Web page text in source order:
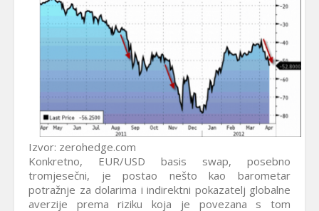
Izvor: zerohedge.com
Konkretno, EUR/USD basis swap, posebno
tromjesečni, je postao nešto kao barometar
potražnje za dolarima i indirektni pokazatelj globalne
averzije prema riziku koja je povezana s tom